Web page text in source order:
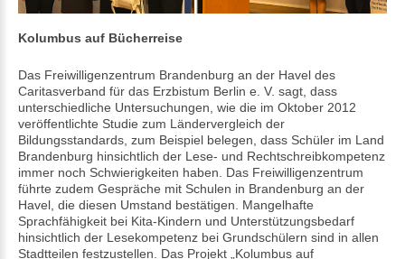
Kolumbus auf Bücherreise
Das Freiwilligenzentrum Brandenburg an der Havel des
Caritasverband für das Erzbistum Berlin e. V. sagt, dass
unterschiedliche Untersuchungen, wie die im Oktober 2012
veröffentlichte Studie zum Ländervergleich der
Bildungsstandards, zum Beispiel belegen, dass Schüler im Land
Brandenburg hinsichtlich der Lese- und Rechtschreibkompetenz
immer noch Schwierigkeiten haben. Das Freiwilligenzentrum
führte zudem Gespräche mit Schulen in Brandenburg an der
Havel, die diesen Umstand bestätigen. Mangelhafte
Sprachfähigkeit bei Kita-Kindern und Unterstützungsbedarf
hinsichtlich der Lesekompetenz bei Grundschülern sind in allen
Stadtteilen festzustellen. Das Projekt „Kolumbus auf